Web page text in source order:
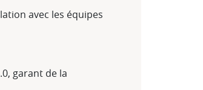
avec les équipes
garant de la